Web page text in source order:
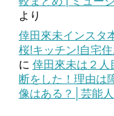
より
倖田來未インスタ
桜!キッチン!自宅
に 倖田來未は２人
断をした！理由は
像はある？│芸能